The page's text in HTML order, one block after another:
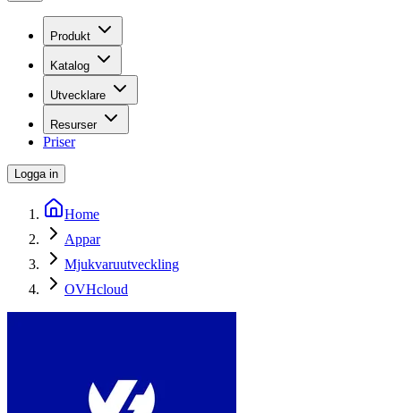
Produkt
Katalog
Utvecklare
Resurser
Priser
Logga in
Home
Appar
Mjukvaruutveckling
OVHcloud